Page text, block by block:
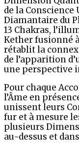
de la
Diamantaire du
13 Chakras,
Kether fusionné
rétablit la
de l’apparition
une perspective
Pour chaque
l’Âme en
unissent leurs
fur et à mesure
plusieurs
au-dessus et